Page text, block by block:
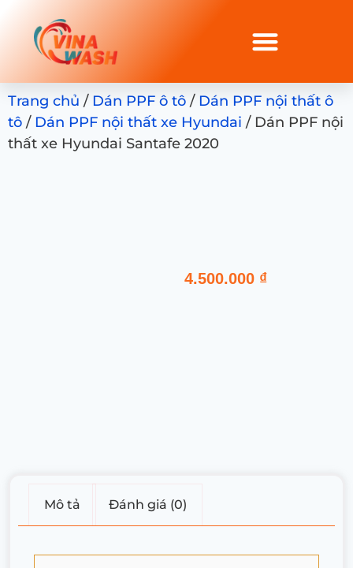
Trang chủ / Dán PPF ô tô / Dán PPF nội thất ô
tô / Dán PPF nội thất xe Hyundai / Dán PPF nội
thất xe Hyundai Santafe 2020
4.500.000 ₫
Mô tả Đánh giá (0)